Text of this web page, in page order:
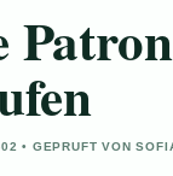
• GEPRUFT VON